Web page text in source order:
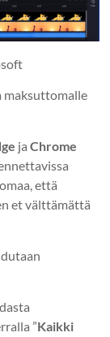
maksuttomalle
jaChrome
että
et välttämättä
”Kaikki